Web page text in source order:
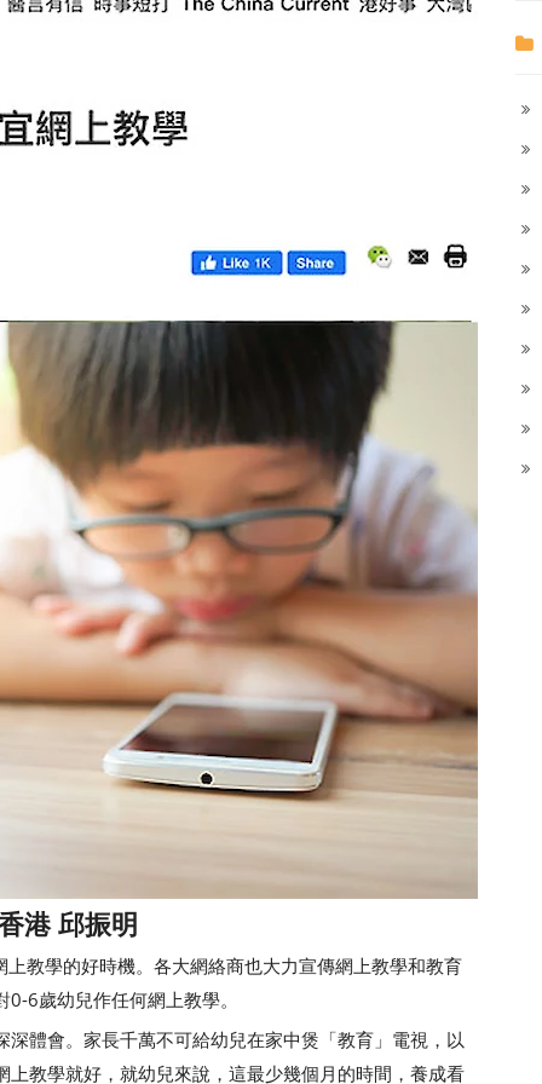
港 邱振明
上教學的好時機。各大網絡商也大力宣傳網上教學和教育
6歲幼兒作任何網上教學。
會。家長千萬不可給幼兒在家中煲「教育」電視，以
教學就好，就幼兒來說，這最少幾個月的時間，養成看